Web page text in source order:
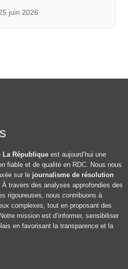
juin 2026
La République est aujourd’hui une
fiable et de qualité en RDC. Nous nous
sur le journalisme de résolution
À travers des analyses approfondies des
rigoureuses, nous contribuons à
complexes, tout en proposant des
mission est d’informer, sensibiliser
en favorisant la transparence et la